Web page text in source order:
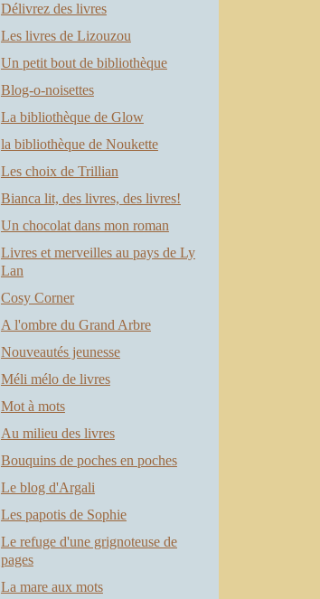
Délivrez des livres
Les livres de Lizouzou
Un petit bout de bibliothèque
Blog-o-noisettes
La bibliothèque de Glow
la bibliothèque de Noukette
Les choix de Trillian
Bianca lit, des livres, des livres!
Un chocolat dans mon roman
Livres et merveilles au pays de Ly
Lan
Cosy Corner
A l'ombre du Grand Arbre
Nouveautés jeunesse
Méli mélo de livres
Mot à mots
Au milieu des livres
Bouquins de poches en poches
Le blog d'Argali
Les papotis de Sophie
Le refuge d'une grignoteuse de
pages
La mare aux mots